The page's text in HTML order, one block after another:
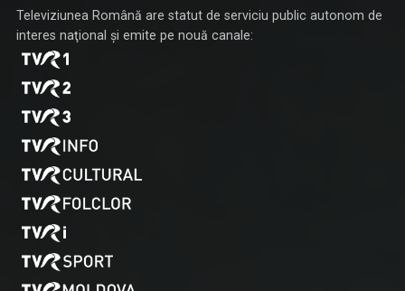
Televiziunea Română are statut de serviciu public autonom de
interes naţional şi emite pe nouă canale: